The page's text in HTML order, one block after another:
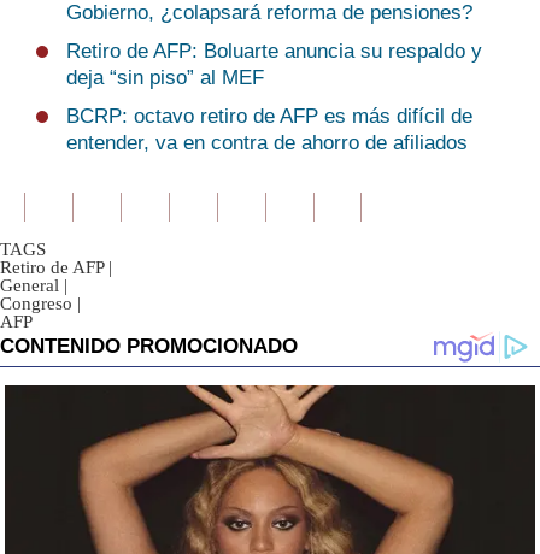
Gobierno, ¿colapsará reforma de pensiones?
Retiro de AFP: Boluarte anuncia su respaldo y
deja “sin piso” al MEF
BCRP: octavo retiro de AFP es más difícil de
entender, va en contra de ahorro de afiliados
TAGS
Retiro de AFP |
General |
Congreso |
AFP